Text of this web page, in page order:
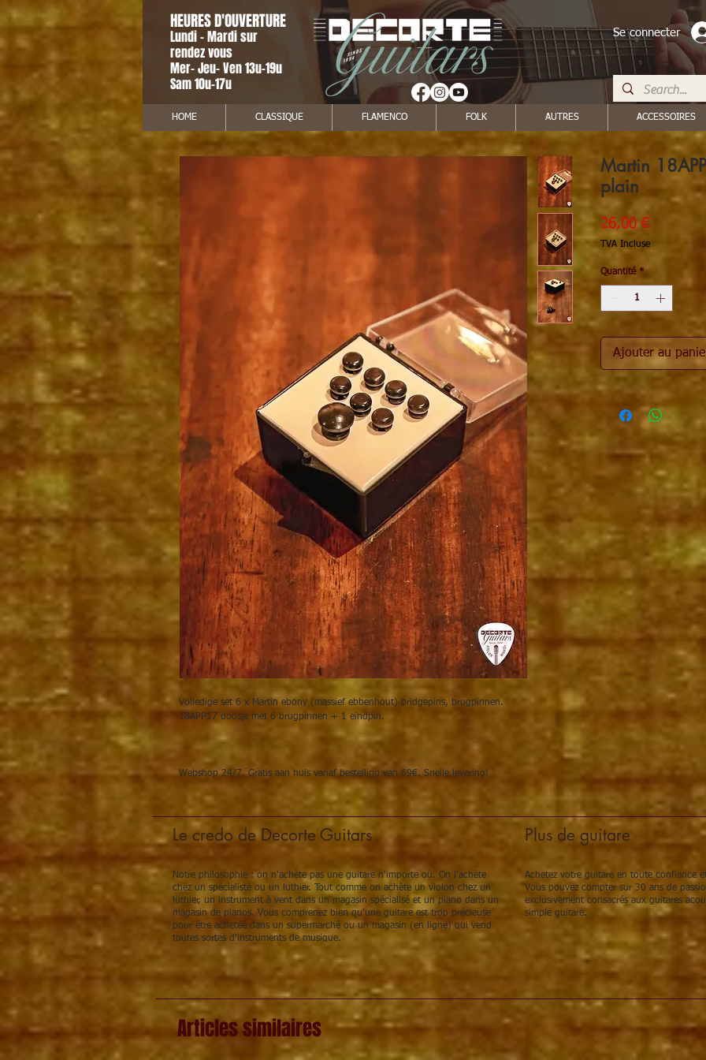
HEURES D'OUVERTURE
Lundi - Mardi sur
rendez vous
Mer- Jeu- Ven 13u-19u
Sam 10u-17u
Se connecter
HOME CLASSIQUE FLAMENCO FOLK AUTRES ACCESSOIRES
Volledige set 6 x Martin ebony (massief ebbenhout) bridgepins, brugpinnen.
18APP17 doosje met 6 brugpinnen + 1 eindpin.
Webshop 24/7. Gratis aan huis vanaf bestelling van 69€. Snelle levering!
Martin
plain
26,00 €Prix
TVA Incluse
Quantité *
Ajouter au
Le credo de Decorte Guitars
Notre philosophie : on n'achète pas une guitare n'importe où. On l'achète
chez un spécialiste ou un luthier. Tout comme on achète un violon chez un
luthier, un instrument à vent dans un magasin spécialisé et un piano dans un
magasin de pianos. Vous comprenez bien qu'une guitare est trop précieuse
pour être achetée dans un supermarché ou un magasin (en ligne) qui vend
toutes sortes d'instruments de musique.
Plus de guitare
Achetez votre guitare en toute confiance
Vous pouvez compter sur 30 ans de
exclusivement consacrés aux guitares
simple guitare.
Articles similaires